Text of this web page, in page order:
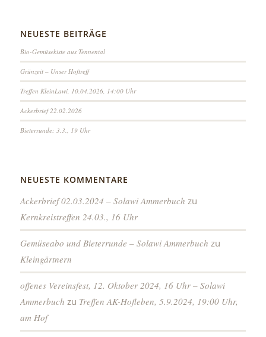
NEUESTE BEITRÄGE
Bio-Gemüsekiste aus Tennental
Grünzeit – Unser Hoftreff
Treffen KleinLawi, 10.04.2026, 14:00 Uhr
Ackerbrief 22.02.2026
Bieterrunde: 3.3., 19 Uhr
NEUESTE KOMMENTARE
Ackerbrief 02.03.2024 – Solawi Ammerbuch zu
Kernkreistreffen 24.03., 16 Uhr
Gemüseabo und Bieterrunde – Solawi Ammerbuch zu
Kleingärtnern
offenes Vereinsfest, 12. Oktober 2024, 16 Uhr – Solawi
Ammerbuch zu Treffen AK-Hofleben, 5.9.2024, 19:00 Uhr,
am Hof